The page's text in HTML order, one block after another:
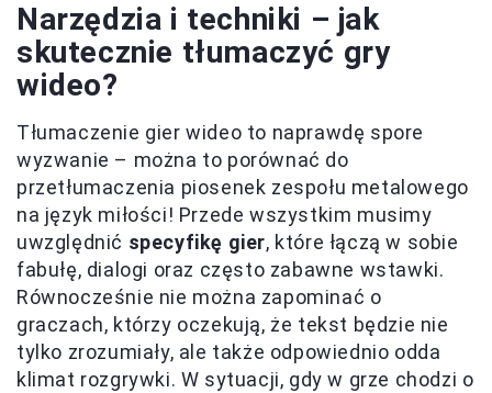
Narzędzia i techniki – jak
skutecznie tłumaczyć gry
wideo?
Tłumaczenie gier wideo to naprawdę spore
wyzwanie – można to porównać do
przetłumaczenia piosenek zespołu metalowego
na język miłości! Przede wszystkim musimy
uwzględnić specyfikę gier, które łączą w sobie
fabułę, dialogi oraz często zabawne wstawki.
Równocześnie nie można zapominać o
graczach, którzy oczekują, że tekst będzie nie
tylko zrozumiały, ale także odpowiednio odda
klimat rozgrywki. W sytuacji, gdy w grze chodzi o